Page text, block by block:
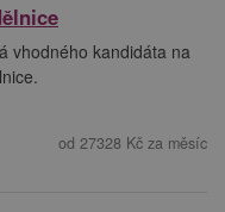
vhodného kandidáta na
od 27328 Kč za měsíc